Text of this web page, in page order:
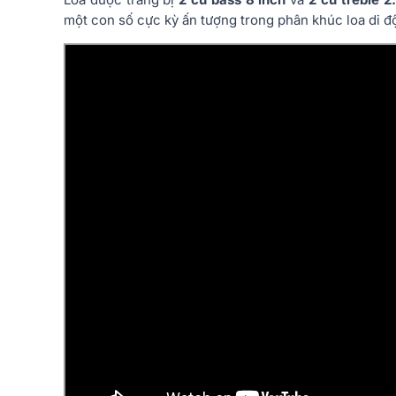
một con số cực kỳ ấn tượng trong phân khúc loa di